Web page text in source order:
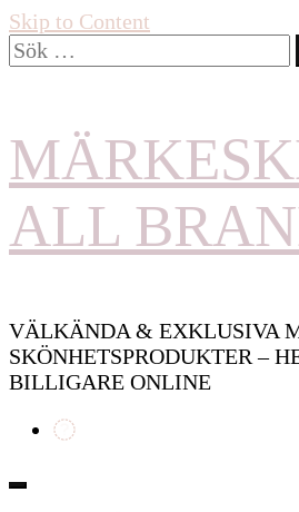
Skip to Content
Sök
efter:
ALL
VÄLKÄNDA & EXKLUSIVA
SKÖNHETSPRODUKTER –
BILLIGARE ONLINE